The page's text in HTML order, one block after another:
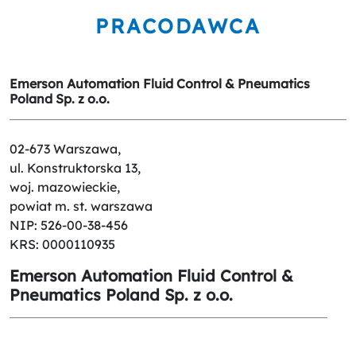
PRACODAWCA
Emerson Automation Fluid Control & Pneumatics
Poland Sp. z o.o.
02-673 Warszawa,
ul. Konstruktorska 13,
woj. mazowieckie,
powiat m. st. warszawa
NIP: 526-00-38-456
KRS: 0000110935
Emerson Automation Fluid Control &
Pneumatics Poland Sp. z o.o.